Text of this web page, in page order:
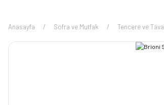
Anasayfa Sofra ve Mutfak Tencere ve Tava